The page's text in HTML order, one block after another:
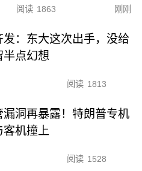
阅读 1863 刚刚
发：东大这次出手，没给
半点幻想
阅读 1813
漏洞再暴露！特朗普专机
客机撞上
阅读 1528